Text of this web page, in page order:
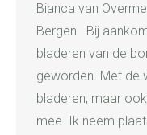
Bianca van
Bergen Bij
bladeren van de
geworden. Met de
bladeren, maar
mee. Ik neem